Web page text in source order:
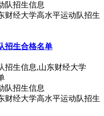
财经大学高水平运动队招生
招生合格名单
招生信息,山东财经大学
财经大学高水平运动队招生